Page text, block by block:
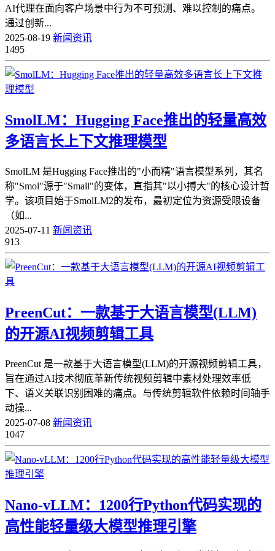
AI代理在面向客户场景中行为不可预测、难以控制的痛点。
通过创新...
2025-08-19 新闻资讯
1495
SmolLM：Hugging Face推出的轻量高效
多语言长上下文推理模型
SmolLM 是Hugging Face推出的"小而精"语言模型系列，其名
称"Smol"源于"Small"的变体，直指其"以小搏大"的核心设计哲
学。该项目始于SmolLM2的发布，最初定位为资源受限设备
（如...
2025-07-11 新闻资讯
913
PreenCut：一款基于大语言模型(LLM)
的开源AI视频剪辑工具
PreenCut 是一款基于大语言模型(LLM)的开源视频剪辑工具，
旨在通过AI技术彻底革新传统视频剪辑中素材处理效率低
下、语义关联识别困难的痛点。与传统剪辑软件依赖时间轴手
动操...
2025-07-08 新闻资讯
1047
Nano-vLLM：1200行Python代码实现的
高性能轻量级大模型推理引擎